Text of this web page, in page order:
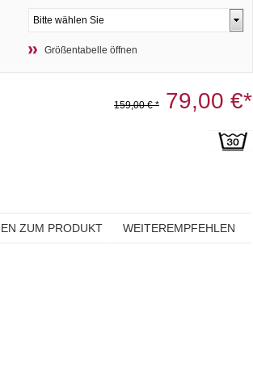
Größentabelle öffnen
159,00 € *79,00 €*
ZUM PRODUKT WEITEREMPFEHLEN